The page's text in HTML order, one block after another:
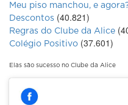
Meu piso manchou, e
Descontos (40.821)
Regras do Clube da Alice
Colégio Positivo (37.601)
Elas são sucesso no Clube da Alice